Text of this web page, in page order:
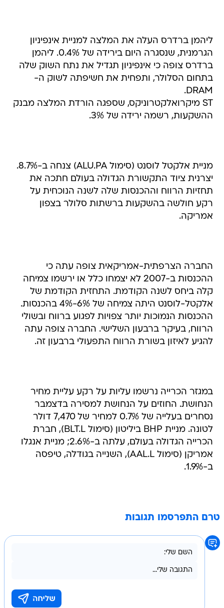
ליהמן ברדרס העלה את המלצה למניית אינפיניון
הגרמנית, שנסגרה היום בירידה של 0.4%. ליהמן
ברדרס צופה כי אינפיניון תגדיל את נתח השוק שלה
בתחום הסלולר, ותפחית את חשיפתה לשוק ה-
DRAM.
ST מיקרואלקטרוניקס, שספגה הורדת המלצה מבנק
ההשקעות, רשמה ירידה של 3%.
מניית אלקטל לוסנט (סימול ALU.PA) צנחה ב-8.7%.
יצרנית ציוד התקשורת הגדולה בעולם חתכה את
תחזיות הרווח וההכנסות שלה לשנה הנוכחית על
רקע חולשה בהשקעות ברשתות סלולר בצפון
אמריקה.
החברה הצרפתית-אמריקאית צופה עתה כי
ההכנסות ב-2007 לא יצמחו כלל או ירשמו צמיחה
קלה ביחס לשנה הקודמת. התחזית הקודמת של
אלקטל-לוסנט היתה צמיחה של 6%-4% בהכנסות.
ההכנסות הנמוכות יותר צפויות לפגוע ברווח ובשולי
הרווח, בעיקר ברבעון השלישי. החברה צופה עתה
להגיע לאיזון בשורת הרווח התפעולי ברבעון זה.
במגזר הכרייה נרשמו עליות על רקע עליית מחיר
הנחושת. החוזים על הנחושת למסירה בדצמבר
נסחרים בעלייה של 0.7% למחיר של 7,470 דולר
לטונה. מניית BHP ביליטון (סימול BLT.L), חברת
הכרייה הגדולה בעולם, עלתה ב-2.6%; מניית אנגלו
אמריקן (סימול AAL.L), השנייה בגודלה, טיפסה
ב-1.9%.
טרם התפרסמו תגובות